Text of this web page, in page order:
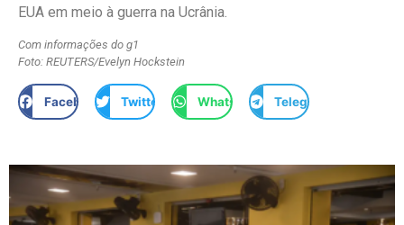
EUA em meio à guerra na Ucrânia.
Com informações do g1
Foto: REUTERS/Evelyn Hockstein
Facebook Twitter WhatsApp Telegram